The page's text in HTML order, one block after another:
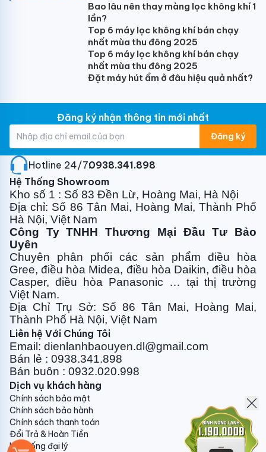
Siêu bền với cánh tản nhiệt Golden Fin
C24R2U51 được phủ một lớp Golden Fin chống các
tác nhân ăn mòn từ môi trường, giúp máy vận hành
bền bỉ và nâng cao tuổi thọ máy.
Công nghệ đảo gió 3D-Auto làm lạnh
thoải mái dễ chịu
Điều hòa 24000BTU Nagakawa NIS-C24R2U51 được
trang bị công nghệ đảo gió 3D-Auto: Đảo gió tự
động 4 hướng – lên/ xuống/ trái/ phải. Làn gió lạnh
được phân tán nhanh và đồng đều khắp căn phòng,
đem lại cảm giác thoải mái, dễ chịu nhất cho bạn.
...Hơn nữa, Điều hòa Nagakawa còn rất
nhiều tính năng mong chờ Bạn trải nghiệm:
Chế độ gió: ba tốc độ quạt kèm chức năng tự điều
chỉnh, chế độ hoạt động êm dịu vô cùng tiện ích.
Chế độ vận hành khi ngủ: Chế độ vận hành khi ngủ cho
phép máy lạnh điều chỉnh nhiệt độ phòng hợp lý, bảo
vệ sức khỏe, tiết kiệm điện cho cả gia đình.
Chế độ khử ẩm: Chức năng tự động giảm độ ẩm trong
phòng nhưng vẫn duy trì nhiệt độ cài đặt mang lại
Bao lâu nên thay màng lọc không khí 1
lần?
Top 6 máy lọc không khí bán chạy
nhất mùa thu đông 2025
Top 6 máy lọc không khí bán chạy
nhất mùa thu đông 2025
Đặt máy hút ẩm ở đâu hiệu quả nhất?
Đăng ký nhận thông tin mới nhất
Đăng ký
Hotline 24/7:0938.341.898
Hệ Thống Showroom
Kho số 1 : Số 83 Đền Lừ, Hoàng Mai, Hà Nội
Địa chỉ: Số 86 Tân Mai, Hoàng Mai, Thành Phố
Hà Nội, Việt Nam
Công Ty TNHH Thương Mại Đầu Tư Bảo
Uyên
Chuyên phân phối các sản phẩm điều hòa
Gree, điều hòa Midea, điều hòa Daikin, điều hòa
Casper, điều hòa Panasonic … tại thị trường
Việt Nam.
Địa Chỉ Trụ Sở: Số 86 Tân Mai, Hoàng Mai,
Thành Phố Hà Nội, Việt Nam
Liên hệ Với Chúng Tôi
Email: dienlanhbaouyen.dl@gmail.com
Bán lẻ : 0938.341.898
Bán buôn : 0932.020.998
Dịch vụ khách hàng
Chính sách bảo mật
Chính sách bảo hành
Chính sách thanh toán
Đổi Trả & Hoàn Tiền
Hệ thống đại lý